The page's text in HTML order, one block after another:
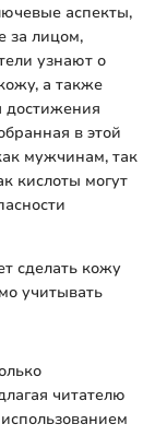
аспекты,
за лицом,
узнают о
а также
достижения
в этой
мужчинам, так
кислоты могут
сделать кожу
учитывать
читателю